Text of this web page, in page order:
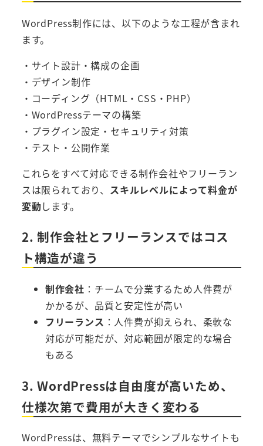
WordPress制作には、以下のような工程が含まれ
ます。
・サイト設計・構成の企画
・デザイン制作
・コーディング（HTML・CSS・PHP）
・WordPressテーマの構築
・プラグイン設定・セキュリティ対策
・テスト・公開作業
これらをすべて対応できる制作会社やフリーラン
スは限られており、 スキルレベルによって料金が
変動します。
2. 制作会社とフリーランスではコス
ト構造が違う
制作会社 ：チームで分業するため人件費が
かかるが、品質と安定性が高い
フリーランス ：人件費が抑えられ、柔軟な
対応が可能だが、対応範囲が限定的な場合
もある
3. WordPressは自由度が高いため、
仕様次第で費用が大きく変わる
WordPressは、無料テーマでシンプルなサイトも